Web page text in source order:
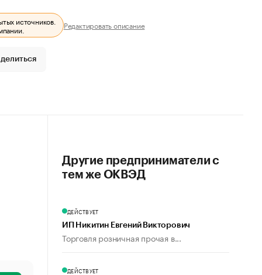
источников. Редактировать описание
Другие предприниматели с
тем же ОКВЭД
ДЕЙСТВУЕТ
ИП Никитин Евгений Викторович
Торговля розничная прочая в...
ДЕЙСТВУЕТ